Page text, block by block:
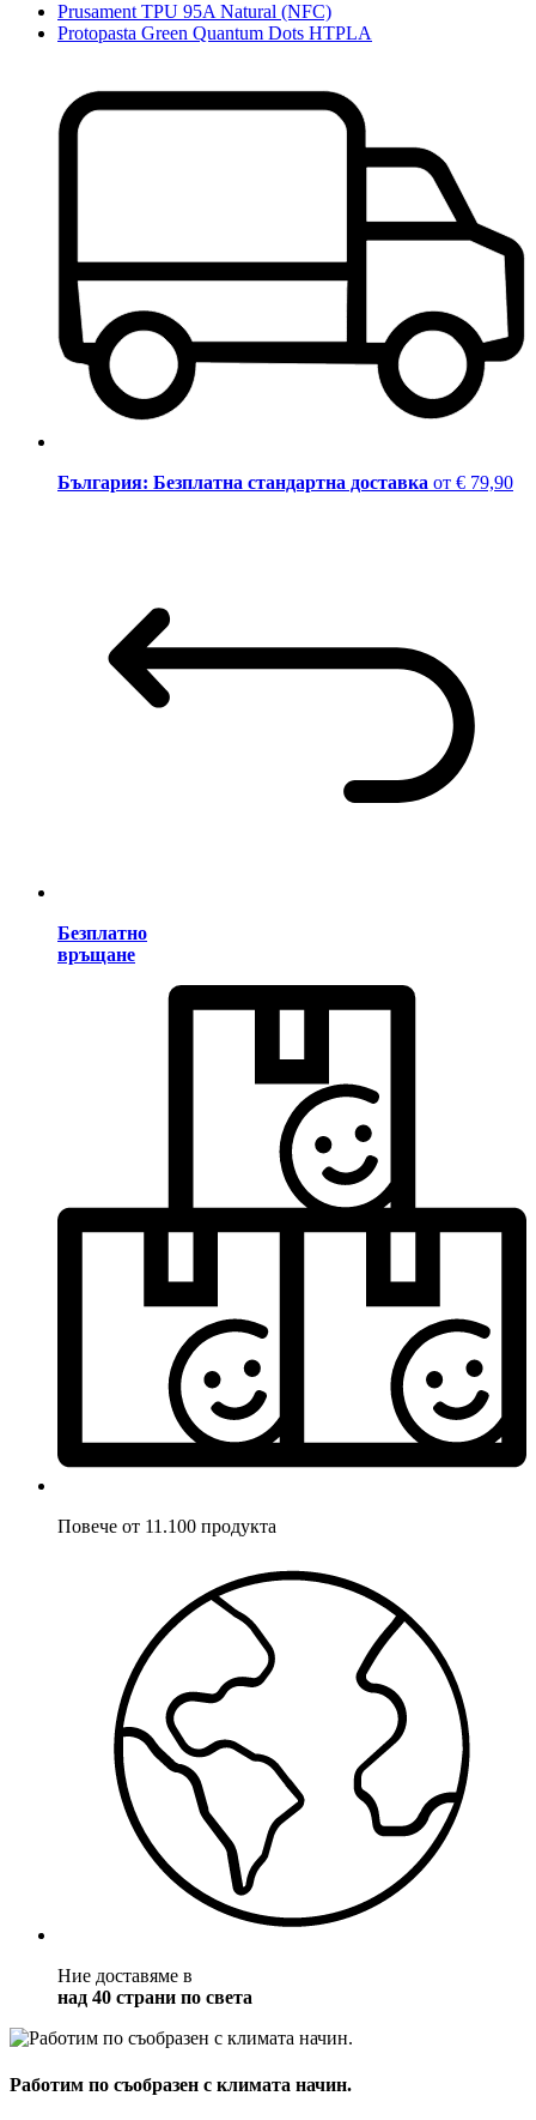
Prusament TPU 95A Natural (NFC)
Protopasta Green Quantum Dots HTPLA
България: Безплатна стандартна доставка от € 79,90
Безплатно
връщане
Повече от 11.100 продукта
Ние доставяме в
над 40 страни по света
Работим по съобразен с климата начин.